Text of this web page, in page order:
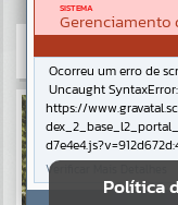
Resultados para""
PortaisPolítica
SISTEMA
Gerenciamento
Ocorreu um erro de
Uncaught
https://
Verificar Mais Detalhes